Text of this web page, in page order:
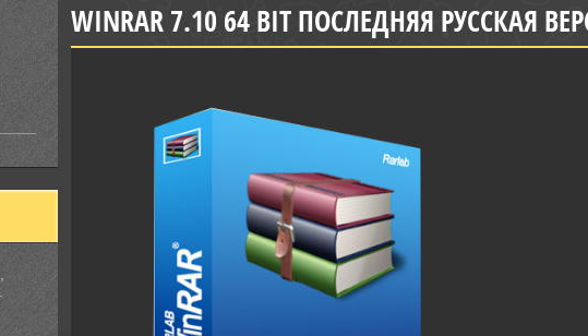
WINRAR 7.10 64 BIT ПОСЛЕДНЯЯ РУССКАЯ